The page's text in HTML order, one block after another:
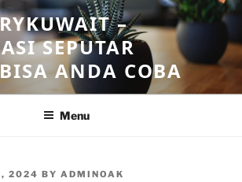
–
SEPUTAR
ANDA COBA
Menu
2024 BY ADMINOAK